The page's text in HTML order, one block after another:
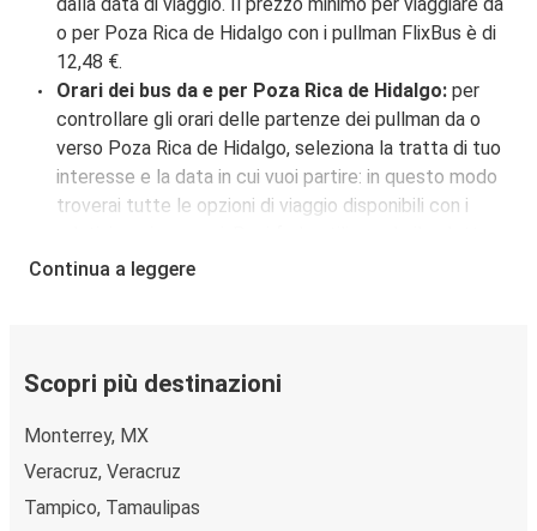
o per Poza Rica de Hidalgo con i pullman FlixBus è di
12,48 €.
Orari dei bus da e per Poza Rica de Hidalgo: per
controllare gli orari delle partenze dei pullman da o
verso Poza Rica de Hidalgo, seleziona la tratta di tuo
interesse e la data in cui vuoi partire: in questo modo
troverai tutte le opzioni di viaggio disponibili con i
che trovi in alto su questa questa pagina oppure
Hidalgo. Localizzala facilmente utilizzando la mappa
Città collegate a Poza Rica de Hidalgo:
destinazioni collegate dai pullman FlixBus a Poza Rica
Córdoba.
Continua a leggere
Scopri più destinazioni
Monterrey, MX
Veracruz, Veracruz
Tampico, Tamaulipas